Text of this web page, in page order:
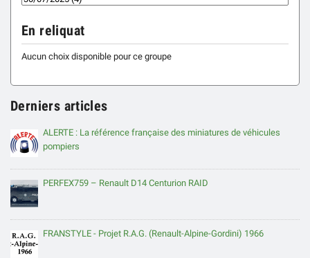
En reliquat
Aucun choix disponible pour ce groupe
Derniers articles
ALERTE : La référence française des miniatures de véhicules
pompiers
PERFEX759 – Renault D14 Centurion RAID
FRANSTYLE - Projet R.A.G. (Renault-Alpine-Gordini) 1966